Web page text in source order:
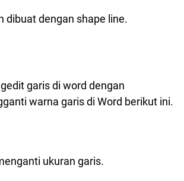
dibuat dengan shape line.
garis di word dengan
warna garis di Word berikut ini.
ukuran garis.